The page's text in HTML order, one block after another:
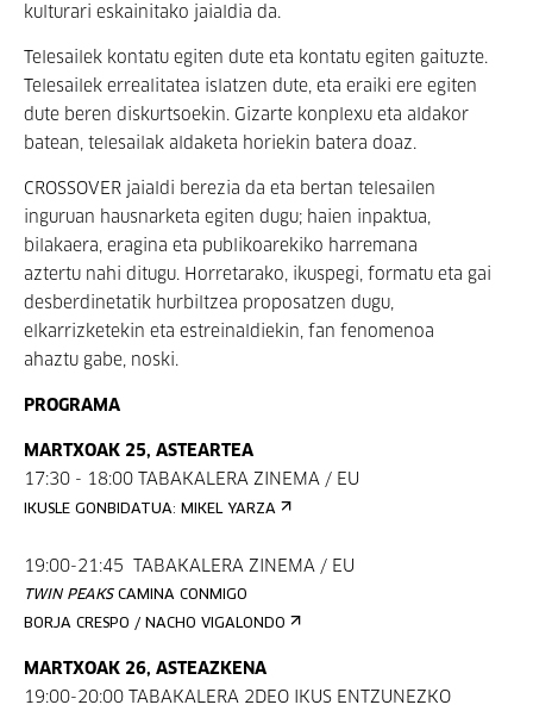
kulturari eskainitako jaialdia da.
Telesailek kontatu egiten dute eta kontatu egiten gaituzte.
Telesailek errealitatea islatzen dute, eta eraiki ere egiten
dute beren diskurtsoekin. Gizarte konplexu eta aldakor
batean, telesailak aldaketa horiekin batera doaz.
CROSSOVER jaialdi berezia da eta bertan telesailen
inguruan hausnarketa egiten dugu; haien inpaktua,
bilakaera, eragina eta publikoarekiko harremana
aztertu nahi ditugu. Horretarako, ikuspegi, formatu eta gai
desberdinetatik hurbiltzea proposatzen dugu,
elkarrizketekin eta estreinaldiekin, fan fenomenoa
ahaztu gabe, noski.
PROGRAMA
MARTXOAK 25, ASTEARTEA
17:30 - 18:00 TABAKALERA ZINEMA / EU
IKUSLE GONBIDATUA: MIKEL YARZA
19:00-21:45 TABAKALERA ZINEMA / EU
TWIN PEAKS CAMINA CONMIGO
BORJA CRESPO / NACHO VIGALONDO
MARTXOAK 26, ASTEAZKENA
19:00-20:00 TABAKALERA 2DEO IKUS ENTZUNEZKO